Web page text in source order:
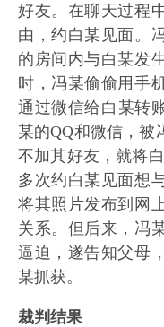
好友。在聊天过程
由，约白某见面。
的房间内与白某发
时，冯某偷偷用手
通过微信给白某转
某的QQ和微信，被
不加其好友，就将
多次约白某见面想
将其照片发布到网
关系。但后来，冯
逼迫，遂告知父母
某抓获。
裁判结果